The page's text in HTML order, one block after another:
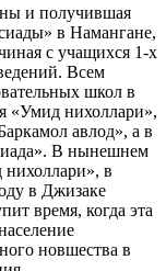
и получившая
в Намангане,
с учащихся 1-х
Всем
школ в
«Умид нихоллари»,
авлод», а в
В нынешнем
в
в Джизаке
время, когда эта
новшества в